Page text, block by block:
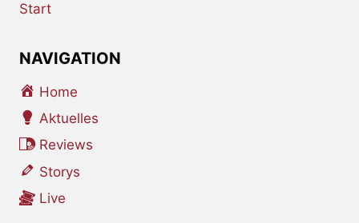
Start
NAVIGATION
Home
Aktuelles
Reviews
Storys
Live